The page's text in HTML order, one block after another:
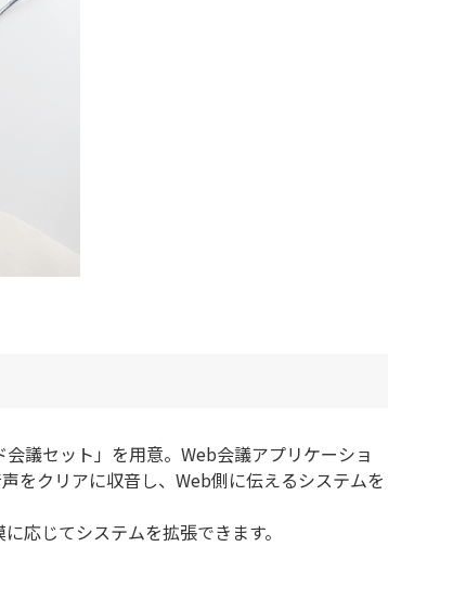
議セット」を用意。Web会議アプリケーショ
をクリアに収音し、Web側に伝えるシステムを
応じてシステムを拡張できます。